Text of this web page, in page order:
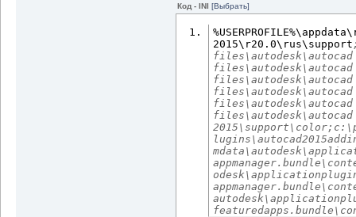
Код - INI [Выбрать]
2015\r20.0\rus\support
files\autodesk\autocad
files\autodesk\autocad